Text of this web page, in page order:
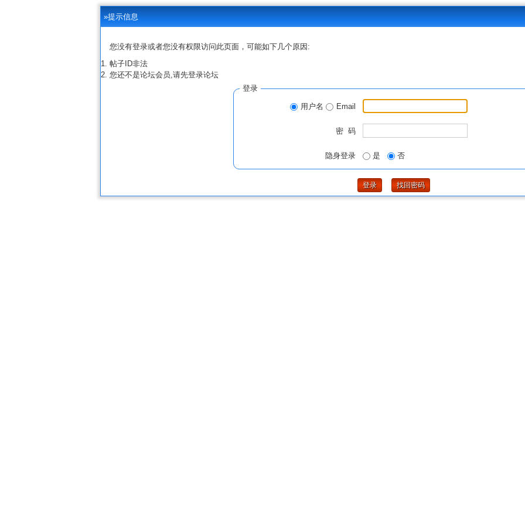
»提示信息
您没有登录或者您没有权限访问此页面，可能如下几个原因:
帖子ID非法
您还不是论坛会员,请先登录论坛
登录
用户名 Email
密 码
隐身登录 是 否